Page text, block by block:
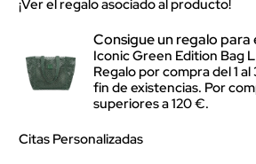
¡Ver el regalo asociado al producto!
Consigue un regalo
Iconic Green Edition Bag L
Regalo por compra del 1
fin de existencias. Por
superiores a 120 €.
Citas Personalizadas